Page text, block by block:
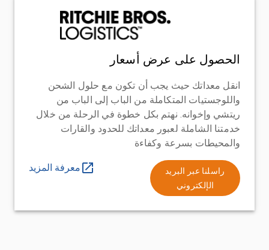
الحصول على عرض أسعار
انقل معداتك حيث يجب أن تكون مع حلول الشحن
واللوجستيات المتكاملة من الباب إلى الباب من
ريتشي وإخوانه. نهتم بكل خطوة في الرحلة من خلال
خدمتنا الشاملة لعبور معداتك للحدود والقارات
والمحيطات بسرعة وكفاءة
راسلنا عبر البريد
الإلكتروني
معرفة المزيد